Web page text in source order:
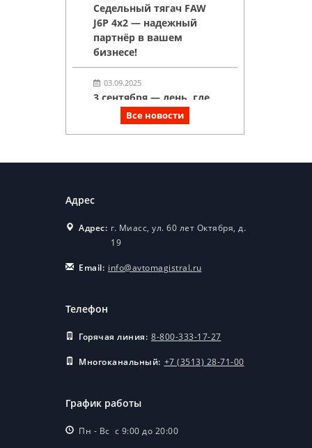
Седельный тягач FAW
J6P 4х2 — надежный
партнёр в вашем
бизнесе!
03.09.2025
3 сентября — день, где
горят костры рябин, а у
нас горят скидки на
Спецтехника на шасси
производства
«Автомагистраль-
Сегодня состоялась
FAW нашим
клиентам!
ВНИМАНИЕ! МЫ
НОВОЕ И ОЧЕНЬ
Все новости
Адрес
Адрес: г. Миасс, ул. 60 лет Октября, д.
19
Email: info@avtomagistral.ru
Телефон
Горячая линия: 8-800-333-17-27
Многоканальный: +7 (3513) 28-71-00
График работы
Пн - Вс с 9:00 до 20:00